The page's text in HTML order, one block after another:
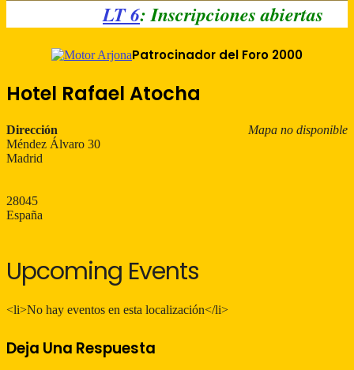
LT 6: Inscripciones abiertas
Patrocinador del Foro 2000
Hotel Rafael Atocha
Mapa no disponible
Dirección
Méndez Álvaro 30
Madrid
28045
España
Upcoming Events
<li>No hay eventos en esta localización</li>
Deja Una Respuesta